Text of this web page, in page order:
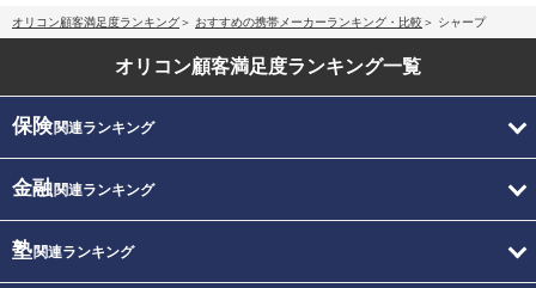
オリコン顧客満足度ランキング おすすめの携帯メーカーランキング・比較 シャープ
オリコン顧客満足度ランキング一覧
保険関連ランキング
金融関連ランキング
塾関連ランキング